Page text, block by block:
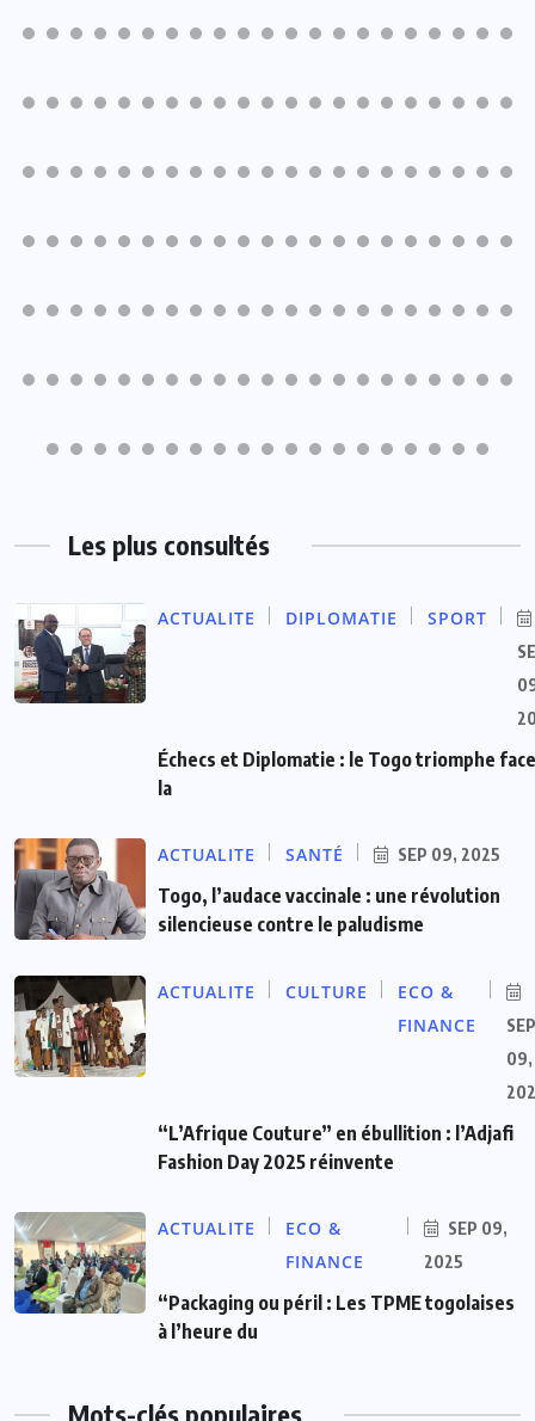
Les plus consultés
ACTUALITE DIPLOMATIE SPORT
Échecs et Diplomatie : le Togo triomphe
la
ACTUALITE SANTÉ SEP 09, 2025
Togo, l’audace vaccinale : une révolution
silencieuse contre le paludisme
ACTUALITE CULTURE
ECO &
FINANCE
SEP
09,
“L’Afrique Couture” en ébullition : l’Adjafi
Fashion Day 2025 réinvente
ACTUALITE
ECO &
FINANCE
SEP 09,
2025
“Packaging ou péril : Les TPME togolaises
à l’heure du
Mots-clés populaires